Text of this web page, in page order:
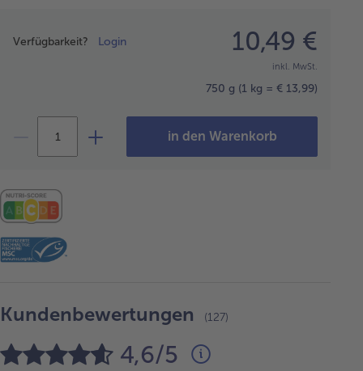
Verfügbarkeit? Login 10,49 €
inkl. MwSt.
750 g (1 kg = € 13,99)
in den Warenkorb
Kundenbewertungen (127)
4,6/5